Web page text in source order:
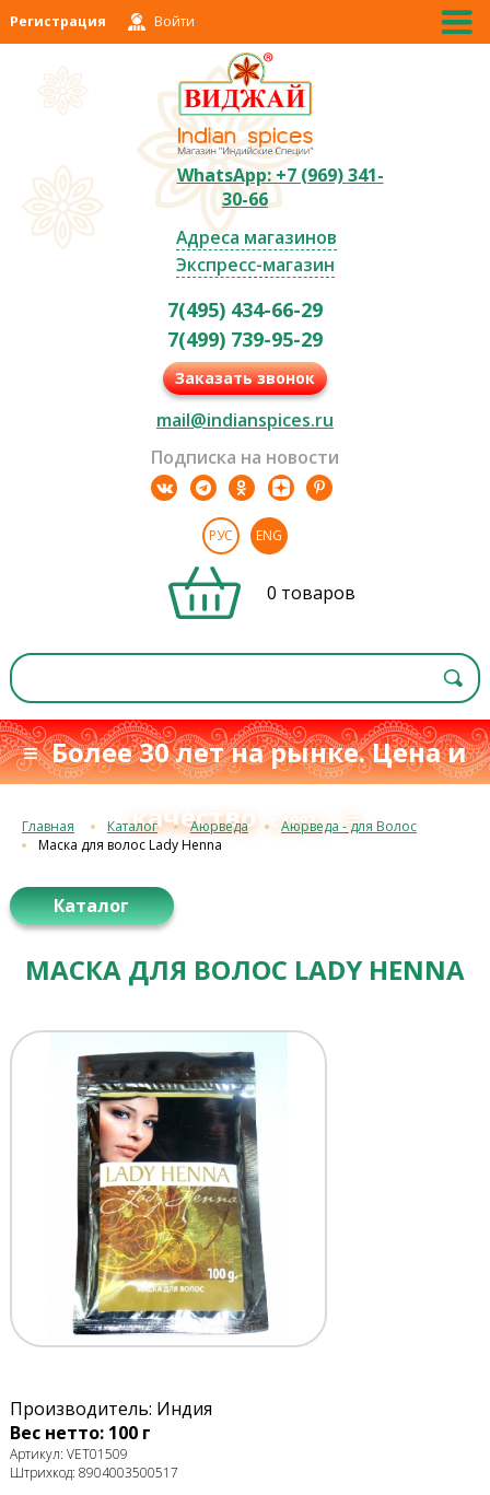
Регистрация Войти
WhatsApp: +7 (969) 341-
30-66
Адреса магазинов
Экспресс-магазин
7(495) 434-66-29
7(499) 739-95-29
Заказать звонок
mail@indianspices.ru
Подписка на новости
РУС ENG
0 товаров
≡ Более 30 лет на рынке. Цена и
качество с 1993 г.≡
Главная Каталог Аюрведа
Аюрведа - для Волос
Маска для волос Lady Henna
Каталог
МАСКА ДЛЯ ВОЛОС LADY HENNA
Производитель: Индия
Вес нетто: 100 г
Артикул: VET01509
Штрихкод: 8904003500517